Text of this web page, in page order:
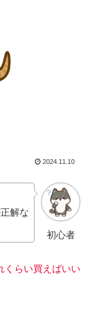
2024.11.10
初心者
解な
くらい買えばいい